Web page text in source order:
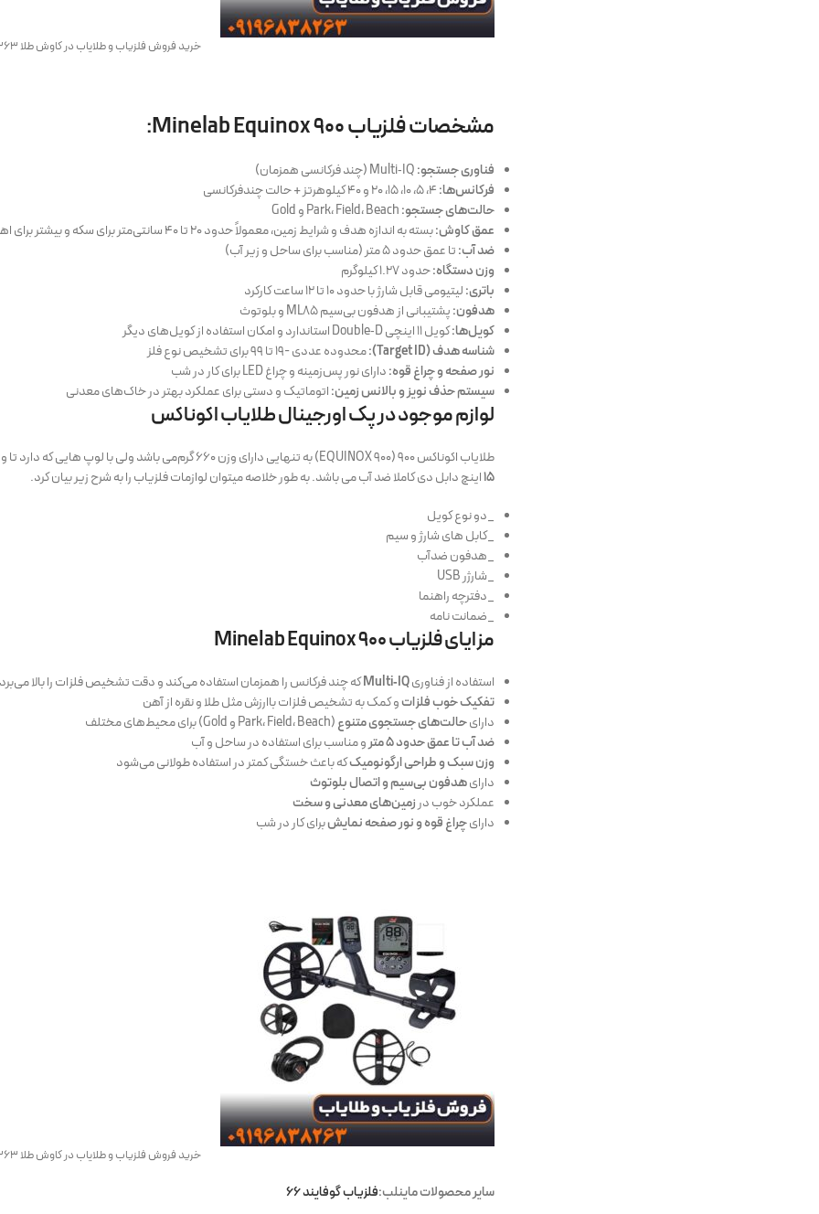
خرید فروش فلزیاب و طلایاب در کاوش طلا 09196838263
مشخصات فلزیاب Minelab Equinox 900:
فناوری جستجو:
فرکانس‌ها:
حالت‌های جستجو:
عمق کاوش:بسته به اندازه هدف و شرایط زمین، معمولاً حدود 20 تا 40 سانتی‌متر برای سکه و بیشتر برای اهداف بزرگ
ضد آب:تا عمق حدود 5 متر (مناسب برای ساحل و زیر آب)
وزن دستگاه:حدود 1.27 کیلوگرم
باتری:لیتیومی قابل شارژ با حدود 10 تا 12 ساعت کارکرد
هدفون:پشتیبانی از هدفون بی‌سیم ML85 و بلوتوث
کویل‌ها:کویل 11 اینچی Double‑D استاندارد و امکان استفاده از کویل‌های دیگر
شناسه هدف (Target ID):
محدوده عددی -19 تا 99 برای تشخیص نوع فلز
نور صفحه و چراغ قوه:دارای نور پس‌زمینه و چراغ LED برای کار در شب
سیستم حذف نویز و بالانس زمین:اتوماتیک و دستی برای عملکرد بهتر در خاک‌های معدنی
لوازم موجود در پک اورجینال طلایاب اکوناکس
طلایاب اکوناکس ۹۰۰ (EQUINOX 900) به تنهایی دارای وزن ۶۶۰ گرم‌می باشد ولی با لوپ هایی که دارد تا وزن ۱.۴۹ کیلو گرم افزایش پیدا می کند این
۱۵اینچ دابل دی کاملا ضد آب می باشد. به طور خلاصه میتوان لوازمات فلزیاب را به شرح زیر بیان کرد.
_دو نوع کویل
_کابل های شارژ و سیم
_هدفون ضدآب
_شارژر USB
_دفترچه راهنما
_ضمانت نامه
مزایای فلزیاب Minelab Equinox 900
استفاده از فناوریMulti‑IQکه چند فرکانس را همزمان استفاده می‌کند و دقت تشخیص فلزات را بالا می‌برد
تفکیک خوب فلزاتو کمک به تشخیص فلزات باارزش مثل طلا و نقره از آهن
دارایحالت‌های جستجوی متنوع(Park، Field، Beach و Gold) برای محیط‌های مختلف
ضد آب تا عمق حدود ۵ متر
و مناسب برای استفاده در ساحل و آب
وزن سبک و طراحی ارگونومیککه باعث خستگی کمتر در استفاده طولانی می‌شود
دارایهدفون بی‌سیم و اتصال بلوتوث
عملکرد خوب درزمین‌های معدنی و سخت
دارایچراغ قوه و نور صفحه نمایشبرای کار در شب
خرید فروش فلزیاب و طلایاب در کاوش طلا 09196838263
سایر محصولات ماینلب:فلزیاب گوفایند 66